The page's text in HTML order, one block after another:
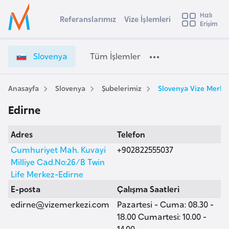
Ülke Seçimi
Başvuru yapmak istediğiniz ülkeyi seçin
Üye
Girişi
l
v
e
n
z
e
İ
l
e
e
t
Referanslarımız Vize İşlemleri
Hızlı
Erişim
Slovenya Tüm İşlemler
Anasayfa Slovenya Şubelerimiz Slovenya Vize
Edirne
Adres
Cumhuriyet Mah. Kuvayi
Milliye Cad.No:26/B Twin
Life Merkez-Edirne
Telefon
+902822555037
E-posta
edirne@vizemerkezi.com
Çalışma Saatleri
Pazartesi - Cuma: 08.30 -
18.00 Cumartesi: 10.00 -
s
t
r
a
v
u
s
t
u
r